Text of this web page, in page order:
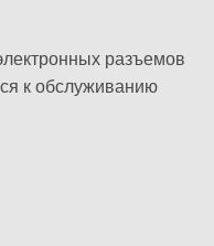
разъемов
к обслуживанию